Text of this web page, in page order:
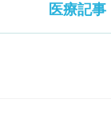
医療記事